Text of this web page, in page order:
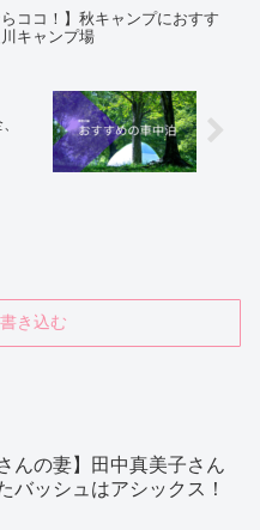
らココ！】秋キャンプにおすす
キャンプ場
き込む
んの妻】田中真美子さん
バッシュはアシックス！